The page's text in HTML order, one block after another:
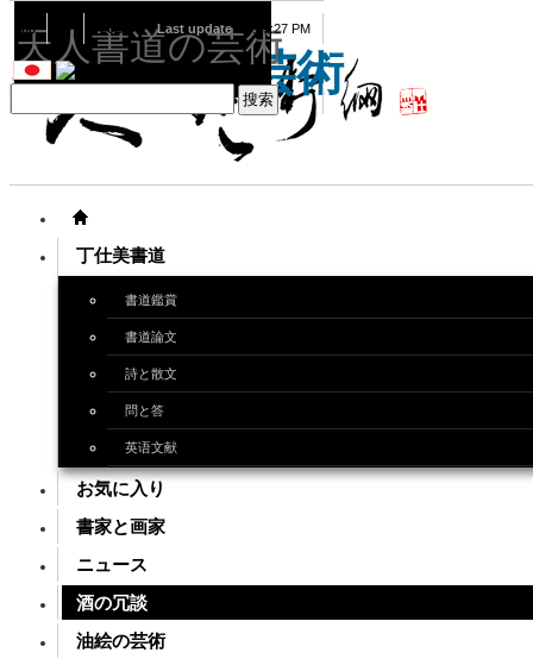
天人書道の芸術
丁仕美書道
書道鑑賞
書道論文
詩と散文
問と答
英语文献
お気に入り
書家と画家
ニュース
酒の冗談
油絵の芸術
08 07 2026 Last update 08:15:27 PM
天人書道の芸術